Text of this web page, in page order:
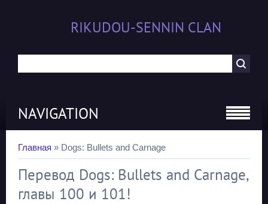
RIKUDOU-SENNIN CLAN
NAVIGATION
Главная » Dogs: Bullets and Carnage
Перевод Dogs: Bullets and Carnage,
главы 100 и 101!